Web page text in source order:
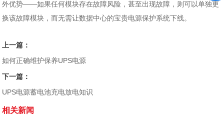
外优势——如果任何模块存在故障风险，甚至出现故障，则可以单独更
换该故障模块，而无需让数据中心的宝贵电源保护系统下线。
上一篇：
如何正确维护保养UPS电源
下一篇：
UPS电源蓄电池充电放电知识
相关新闻